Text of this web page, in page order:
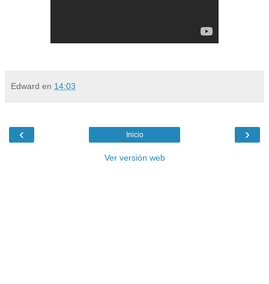
Edward en 14:03
‹ ›
Inicio
Ver versión web